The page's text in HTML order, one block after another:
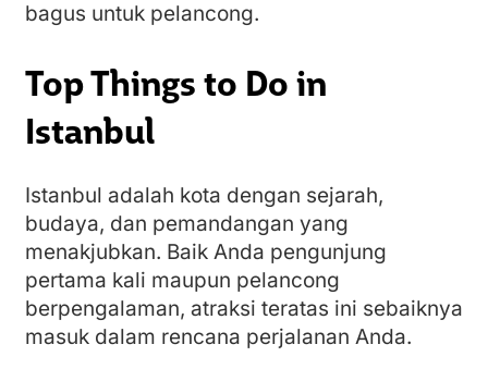
bagus untuk pelancong.
Top Things to Do in
Istanbul
Istanbul adalah kota dengan sejarah,
budaya, dan pemandangan yang
menakjubkan. Baik Anda pengunjung
pertama kali maupun pelancong
berpengalaman, atraksi teratas ini sebaiknya
masuk dalam rencana perjalanan Anda.